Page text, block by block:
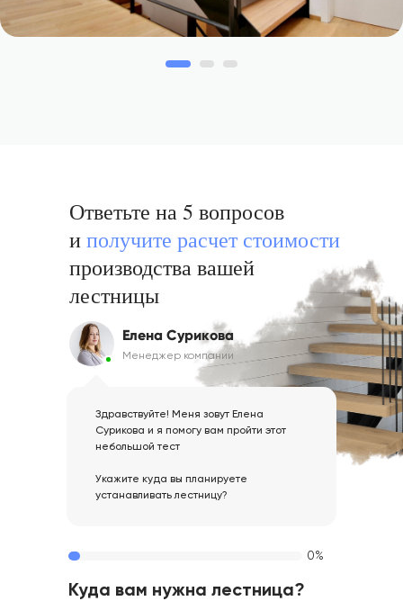
Куда вам нужна лестница?
0%
Ответьте на 5 вопросов
иполучи те расчет стоимости
производства вашей
лестницы
Елена Сурикова
Менеджер компании
Здравствуйте! Меня зовут Елена
Сурикова и я помогу вам пройти этот
небольшой тест
Укажите куда вы планируете
устанавливать лестницу?